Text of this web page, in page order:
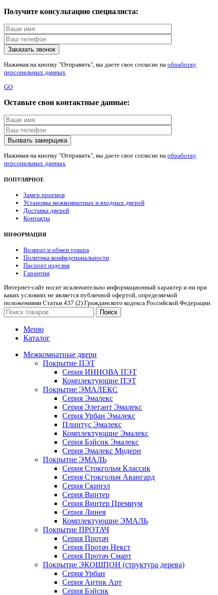
Получите консультацию специалиста:
Нажимая на кнопку "Отправить", вы даете свое согласие на обработку
персональных данных
GO
Оставьте свои контактные данные:
Нажимая на кнопку "Отправить", вы даете свое согласие на обработку
персональных данных
ПОПУЛЯРНОЕ
Замер проемов
Установка межкомнатных и входных дверей
Доставка дверей
Контакты
ИНФОРМАЦИЯ
Возврат и обмен товара
Политика конфиденциальности
Паспорт изделия
Гарантии
Интернет-сайт носит исключительно информационный характер и ни при
каких условиях не является публичной офертой, определяемой
положениями Статьи 437 (2) Гражданского кодекса Российской Федерации.
Поиск
Меню
Каталог
Межкомнатные двери
Покрытие ПЭТ
Серия ИННОВА ПЭТ
Комплектующие ПЭТ
Покрытие ЭМАЛЕКС
Серия Эмалекс
Серия Элегант Эмалекс
Серия Урбан Эмалекс
Плинтус Эмалекс
Комплектующие Эмалекс
Серия Бэйсик Эмалекс
Серия Эмалекс Модерн
Покрытие ЭМАЛЬ
Серия Стокгольм Классик
Серия Стокгольм Авангард
Серия Скинэл
Серия Винтер
Серия Винтер Премиум
Серия Линея
Комплектующие ЭМАЛЬ
Покрытие ПРОТАЧ
Серия Протач
Серия Протач Некст
Серия Протач Смарт
Покрытие ЭКОШПОН (структура дерева)
Серия Урбан
Серия Антик Арт
Серия Бэйсик